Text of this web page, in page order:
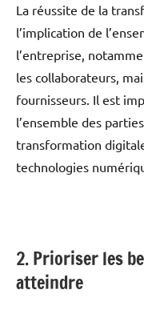
La réussite de la
l’implication de
l’entreprise,
les collaborateurs,
fournisseurs. Il est
l’ensemble des
transformation
technologies
2. Prioriser les
atteindre